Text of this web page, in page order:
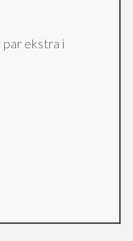
par ekstra i